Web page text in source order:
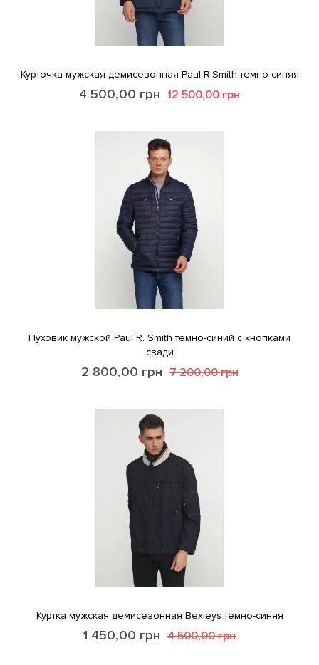
Курточка мужская демисезонная Paul R.Smith темно-синяя
4 500,00 грн 12 500,00грн
Пуховик мужской Paul R. Smith темно-синий с кнопками
сзади
2 800,00 грн 7 200,00грн
Куртка мужская демисезонная Bexleys темно-синяя
1 450,00 грн 4 500,00грн